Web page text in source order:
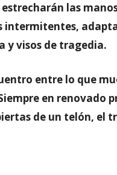
las
intermitentes,
y visos de tragedia.
entre lo que
en renovado
de un telón, el